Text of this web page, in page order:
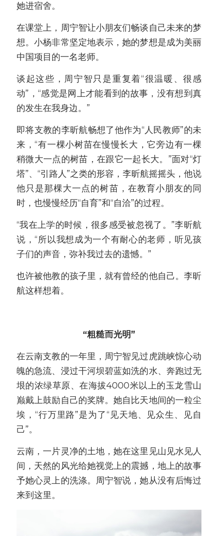
她进宿舍。
在课堂上，周宁智让小朋友们畅谈自己未来的梦
想。小杨非常坚定地表示，她的梦想是成为美丽
中国项目的一名老师。
谈起这些，周宁智只是重复着“很温暖、很感
动”，“感觉是网上才能看到的故事，没有想到真
的发生在我身边。”
即将支教的李昕航畅想了他作为“人民教师”的未
来，“有一棵小树苗在慢慢长大，它旁边有一棵
稍微大一点的树苗，在跟它一起长大。”面对“灯
塔”、“引路人”之类的形容，李昕航摇摇头，他说
他只是那棵大一点的树苗，在教育小朋友的同
时，也慢慢经历“自育”和“自洽”的过程。
“我在上学的时候，很多感受被忽视了。”李昕航
说，“所以我想成为一个有耐心的老师，听见孩
子们的声音，弥补我过去的遗憾。”
也许被他教的孩子里，就有曾经的他自己。李昕
航这样想着。
“粗糙而光明”
在云南支教的一年里，周宁智见过虎跳峡惊心动
魄的急流、浸过干河坝碧蓝如洗的水、奔跑过无
垠的浓绿草原、在海拔4000米以上的玉龙雪山
巅戴上鼓励自己的奖牌。她自比天地间的一粒尘
埃，“行万里路”是为了“见天地、见众生、见自
己”。
云南，一片灵净的土地，她在这里见山见水见人
间，天然的风光给她视觉上的震撼，地上的故事
予她心灵上的洗涤。周宁智说，她从没有后悔过
来到这里。